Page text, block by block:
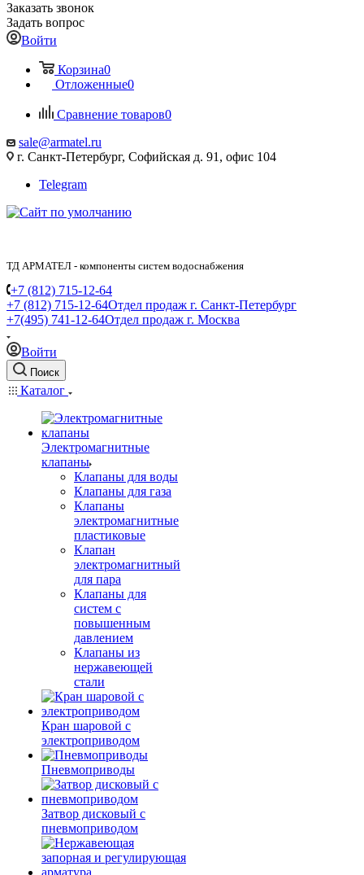
Заказать звонок
Задать вопрос
Войти
Корзина0
Отложенные0
Сравнение товаров0
sale@armatel.ru
г. Санкт-Петербург, Софийская д. 91, офис 104
Telegram
ТД АРМАТЕЛ - компоненты систем водоснабжения
+7 (812) 715-12-64
+7 (812) 715-12-64Отдел продаж г. Санкт-Петербург
+7(495) 741-12-64Отдел продаж г. Москва
Войти
Поиск
Каталог
Электромагнитные
клапаны
Клапаны для воды
Клапаны для газа
Клапаны
электромагнитные
пластиковые
Клапан
электромагнитный
для пара
Клапаны для
систем с
повышенным
давлением
Клапаны из
нержавеющей
стали
Кран шаровой с
электроприводом
Пневмоприводы
Затвор дисковый с
пневмоприводом